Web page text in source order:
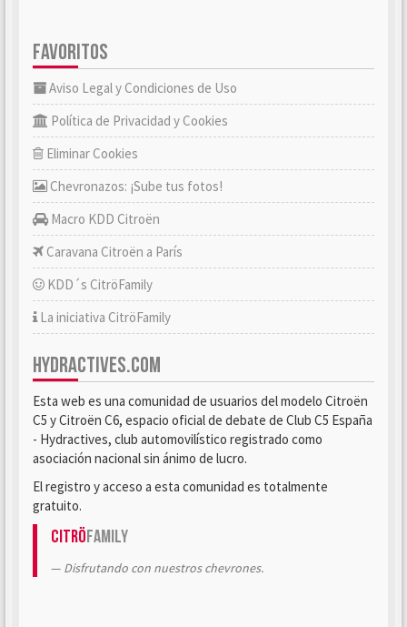
FAVORITOS
Aviso Legal y Condiciones de Uso
Política de Privacidad y Cookies
Eliminar Cookies
Chevronazos: ¡Sube tus fotos!
Macro KDD Citroën
Caravana Citroën a París
KDD´s CitröFamily
La iniciativa CitröFamily
HYDRACTIVES.COM
Esta web es una comunidad de usuarios del modelo Citroën
C5 y Citroën C6, espacio oficial de debate de Club C5 España
- Hydractives, club automovilístico registrado como
asociación nacional sin ánimo de lucro.
El registro y acceso a esta comunidad es totalmente
gratuito.
CitröFamily
Disfrutando con nuestros chevrones.